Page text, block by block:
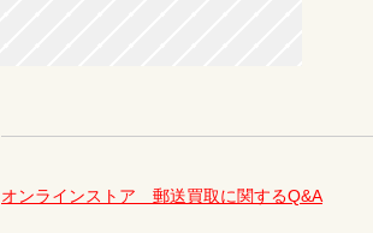
オンラインストア　郵送買取に関するQ&A